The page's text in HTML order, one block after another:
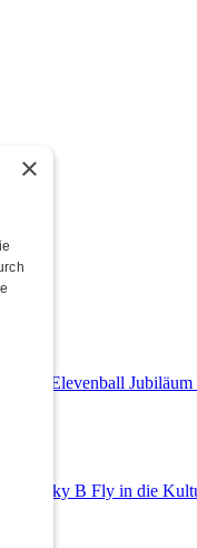
25. Elevenball Jubiläum
Nicky B Fly in die
×